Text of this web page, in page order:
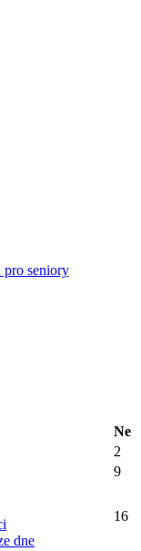
pro seniory
Ne
2
9
dne
16